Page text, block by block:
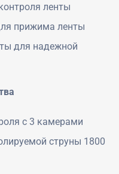
ленты
прижима ленты
для надежной
с 3 камерами
струны 1800